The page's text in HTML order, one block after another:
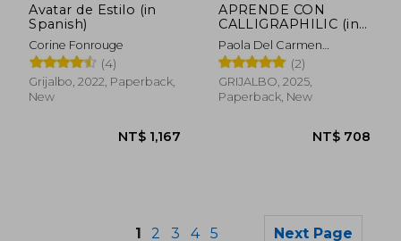
Avatar de Estilo (in
Spanish)
Corine Fonrouge
(4)
Grijalbo, 2022, Paperback,
New
APRENDE CON
CALLIGRAPHILIC (in
Spanish)
Paola Del Carmen
Gallegos
(2)
GRIJALBO, 2025,
Paperback, New
1 2 3 4 5 Next Page